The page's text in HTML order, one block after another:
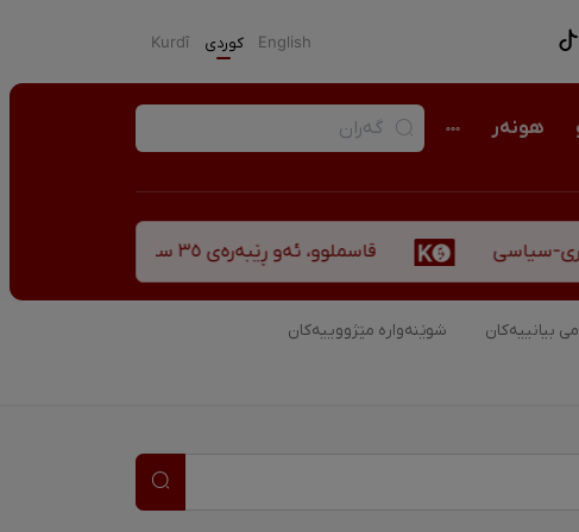
English كوردی Kurdî
هونەر
قاسملوو، ئەو ڕێبەرەی ٣٥ ساڵ پاش شەهید بوونیشی ڕێبازەکەی هەر زیندووە
بیانییەکان شوێنەوارە مێژووییەکان